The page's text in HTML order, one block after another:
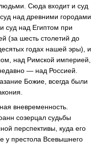
Сюда входит и суд
над древними городами
над Египтом при
(за шесть столетий до
годах нашей эры), и
над Римской империей,
— над Россией.
Божие, всегда были
вневременность.
созерцал судьбы
перспективы, куда его
у престола Всевышнего